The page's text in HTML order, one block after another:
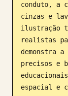
conduto, a
cinzas e
ilustração
realistas
demonstra
precisos e
espacial e